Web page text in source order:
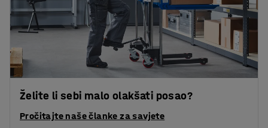
Želite li sebi malo olakšati posao?
Pročitajte naše članke za savjete